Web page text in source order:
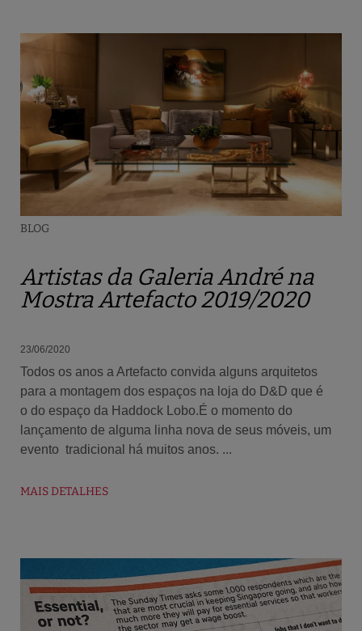
BLOG
Artistas da Galeria André na
Mostra Artefacto 2019/2020
23/06/2020
Todos os anos a Artefacto convida alguns arquitetos
para a montagem dos espaços na loja do D&D que é
o do espaço da Haddock Lobo.É o momento do
lançamento de alguma linha nova de seus móveis, um
evento tradicional há muitos anos. ...
MAIS DETALHES